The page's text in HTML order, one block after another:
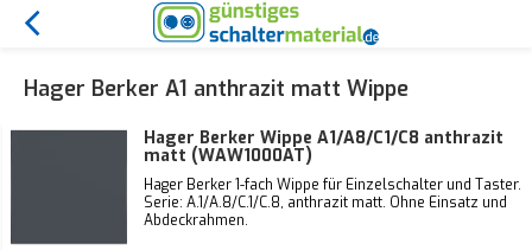
Hager Berker A1 anthrazit matt Wippe
Hager Berker Wippe A1/A8/C1/C8 anthrazit
matt (WAW1000AT)
Hager Berker 1-fach Wippe für Einzelschalter und Taster.
Serie: A.1/A.8/C.1/C.8, anthrazit matt. Ohne Einsatz und
Abdeckrahmen.